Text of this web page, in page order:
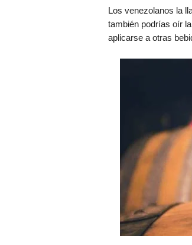
Los venezolanos la
también podrías oír
aplicarse a otras